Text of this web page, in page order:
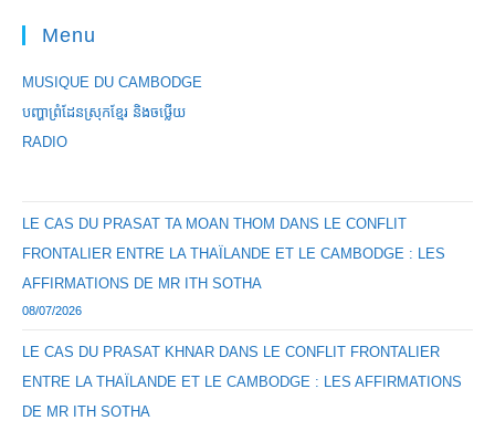
Menu
MUSIQUE DU CAMBODGE
បញ្ហាព្រំដែនស្រុកខ្មែរ និងចឞ្លើយ
RADIO
LE CAS DU PRASAT TA MOAN THOM DANS LE CONFLIT
FRONTALIER ENTRE LA THAÏLANDE ET LE CAMBODGE : LES
AFFIRMATIONS DE MR ITH SOTHA
08/07/2026
LE CAS DU PRASAT KHNAR DANS LE CONFLIT FRONTALIER
ENTRE LA THAÏLANDE ET LE CAMBODGE : LES AFFIRMATIONS
DE MR ITH SOTHA